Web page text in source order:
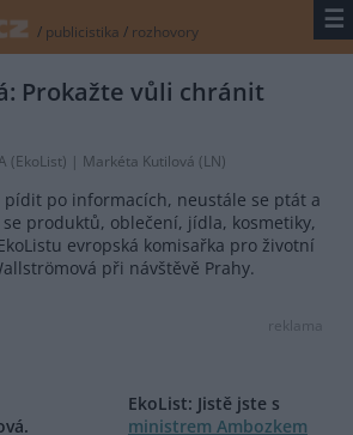
/ publicistika / rozhovory ☰
Prokažte vůli chránit
(EkoList) | Markéta Kutilová (LN)
pídit po informacích, neustále se ptát a
produktů, oblečení, jídla, kosmetiky,
evropská komisařka pro životní
při návštěvě Prahy.
reklama
EkoList: Jistě jste s
ministrem Ambozkem